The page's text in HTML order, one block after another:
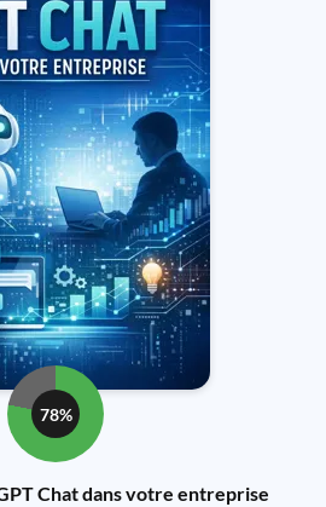
78%
Chat dans votre entreprise